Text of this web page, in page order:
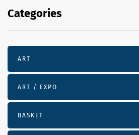
Categories
ART
ART / EXPO
BASKET